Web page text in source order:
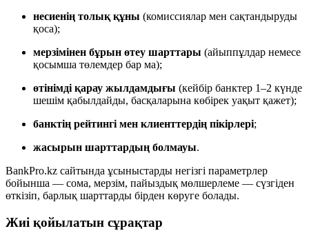
несиенің толық құны (комиссиялар мен сақтандыруды
қоса);
мерзімінен бұрын өтеу шарттары (айыппұлдар немесе
қосымша төлемдер бар ма);
өтінімді қарау жылдамдығы (кейбір банктер 1–2 күнде
шешім қабылдайды, басқаларына көбірек уақыт қажет);
банктің рейтингі мен клиенттердің пікірлері;
жасырын шарттардың болмауы.
BankPro.kz сайтында ұсыныстарды негізгі параметрлер
бойынша — сома, мерзім, пайыздық мөлшерлеме — сүзгіден
өткізіп, барлық шарттарды бірден көруге болады.
Жиі қойылатын сұрақтар